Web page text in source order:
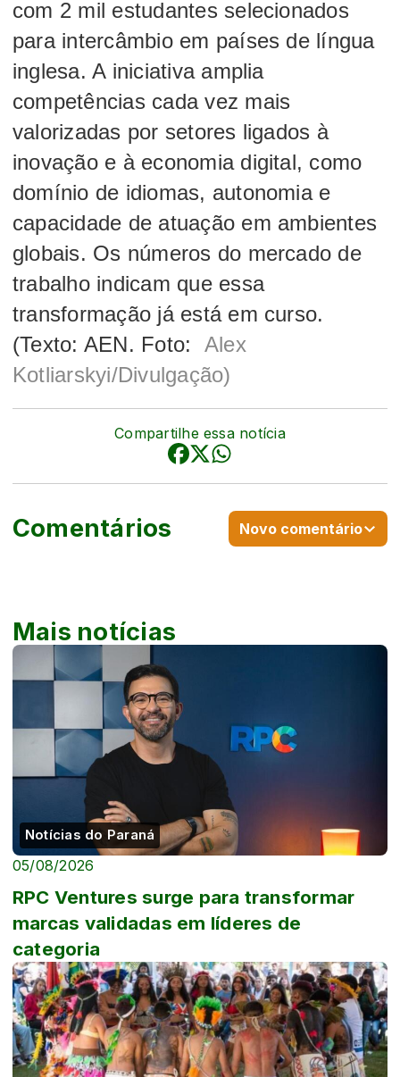
com 2 mil estudantes selecionados
para intercâmbio em países de língua
inglesa. A iniciativa amplia
competências cada vez mais
valorizadas por setores ligados à
inovação e à economia digital, como
domínio de idiomas, autonomia e
capacidade de atuação em ambientes
globais. Os números do mercado de
trabalho indicam que essa
transformação já está em curso.
(Texto: AEN. Foto:
Alex
Kotliarskyi/Divulgação)
Compartilhe essa notícia
Comentários Novo comentário
Mais notícias
Notícias do Paraná
05/08/2026
RPC Ventures surge para transformar
marcas validadas em líderes de
categoria